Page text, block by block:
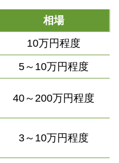
相場
10万円程度
5～10万円程度
40～200万円程度
3～10万円程度